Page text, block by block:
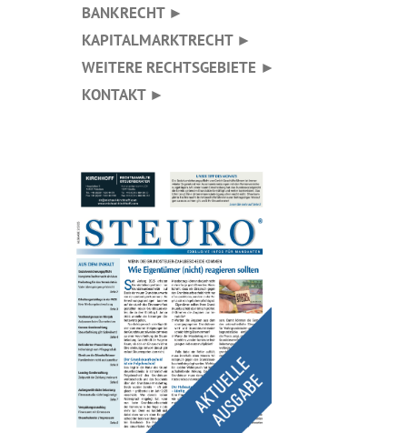
BANKRECHT ►
KAPITALMARKTRECHT ►
WEITERE RECHTSGEBIETE ►
KONTAKT ►